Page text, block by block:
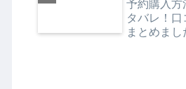
予約購入方
タバレ！口
まとめまし